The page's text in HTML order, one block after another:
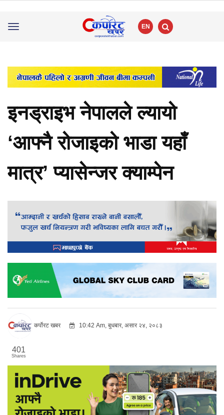
Toggle
EN
इनड्राइभ नेपालले ल्यायो
‘आफ्नै रोजाइको भाडा यहाँ
मात्र’ प्यासेन्जर क्याम्पेन
कर्पोरट खबर 10:42 Am, बुधबार, असार २४, २०८३
401
Shares